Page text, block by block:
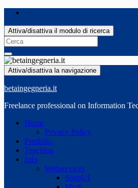
Attiva/disattiva il modulo di ricerca
Search
for:
Attiva/disattiva la navigazione
betaingegneria.it
Freelance professional on Information
Home
Privacy Policy
Portfolio
Teaching
Info
Webservices
SoapUI